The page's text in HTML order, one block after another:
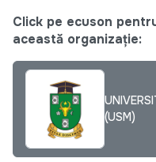
Click pe ecuson
această organizație:
(USM)